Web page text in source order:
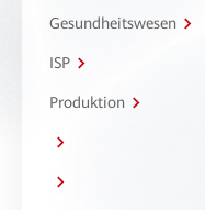
Gesundheitswesen
ISP
Produktion